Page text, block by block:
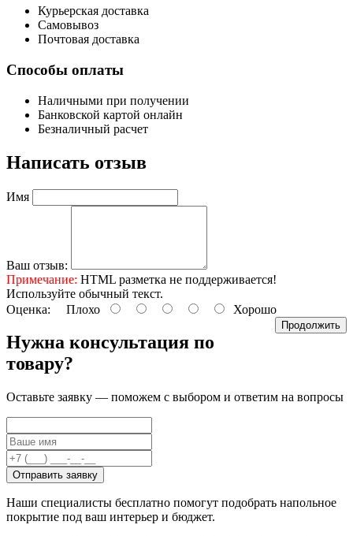
Курьерская доставка
Самовывоз
Почтовая доставка
Способы оплаты
Наличными при получении
Банковской картой онлайн
Безналичный расчет
Написать отзыв
Имя
Ваш отзыв:
Примечание: HTML разметка не поддерживается!
Используйте обычный текст.
Оценка: Плохо Хорошо
Продолжить
Нужна консультация по
товару?
Оставьте заявку — поможем с выбором и ответим на вопросы
Отправить заявку
Наши специалисты бесплатно помогут подобрать напольное
покрытие под ваш интерьер и бюджет.